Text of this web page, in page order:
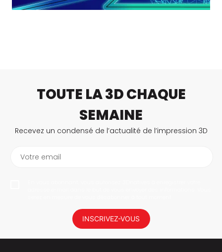
TOUTE LA 3D CHAQUE
SEMAINE
Recevez un condensé de l’actualité de l’impression 3D
Votre email
INSCRIVEZ-VOUS